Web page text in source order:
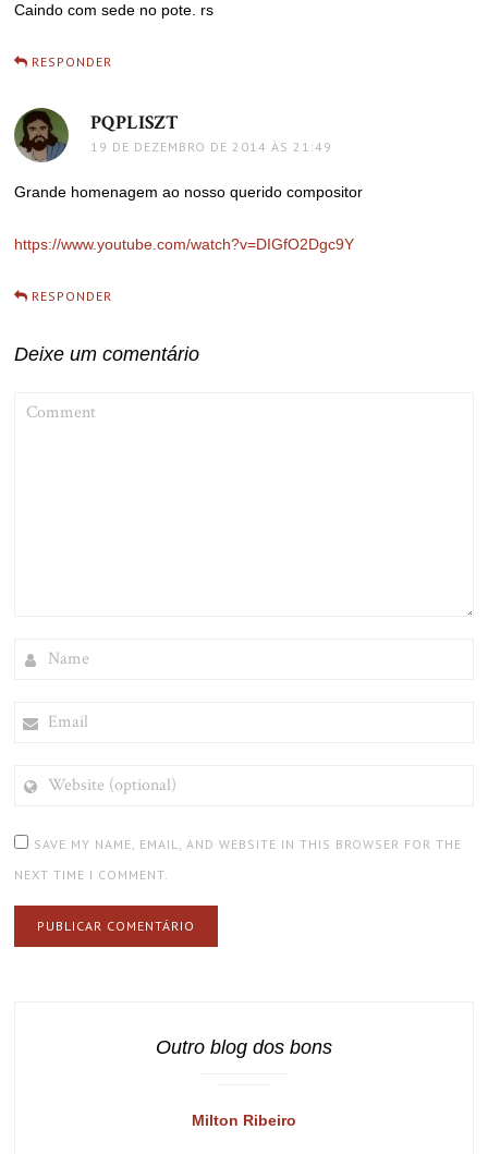
Caindo com sede no pote. rs
RESPONDER
PQPLISZT
19 DE DEZEMBRO DE 2014 ÀS 21:49
Grande homenagem ao nosso querido compositor
https://www.youtube.com/watch?v=DIGfO2Dgc9Y
RESPONDER
Deixe um comentário
(OPTIONAL)
SAVE MY NAME, EMAIL, AND WEBSITE IN THIS BROWSER FOR THE
NEXT TIME I COMMENT.
Outro blog dos bons
Milton Ribeiro